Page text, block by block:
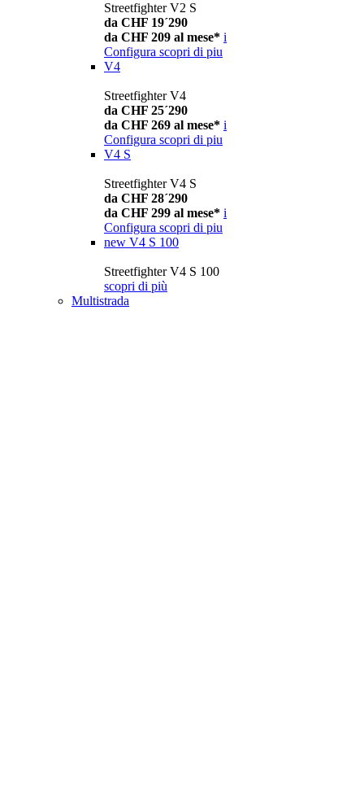
Streetfighter V2 S
da CHF 19´290
da CHF 209 al mese* i
Configura scopri di piu
V4
Streetfighter V4
da CHF 25´290
da CHF 269 al mese* i
Configura scopri di piu
V4 S
Streetfighter V4 S
da CHF 28´290
da CHF 299 al mese* i
Configura scopri di piu
new V4 S 100
Streetfighter V4 S 100
scopri di più
Multistrada